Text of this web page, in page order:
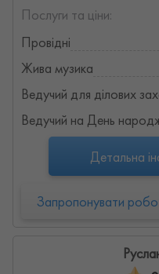
Послуги та ціни:
Провідні
Жива музика
Ведучий для ділових
Ведучий на День
Детальна
Запропонувати